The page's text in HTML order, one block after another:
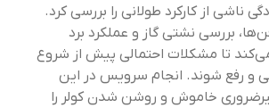
ناشی از کارکرد طولانی را بررسی کرد.
بررسی نشتی گاز و عملکرد برد
تا مشکلات احتمالی پیش از شروع
و رفع شوند. انجام سرویس در این
خاموش و روشن شدن کولر را